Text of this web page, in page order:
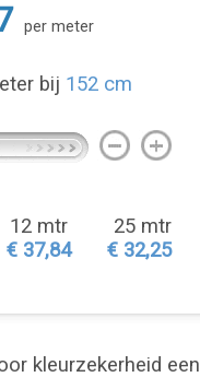
per meter
bij 152 cm
12 mtr
€ 37,84
25 mtr
€ 32,25
kleurzekerheid een